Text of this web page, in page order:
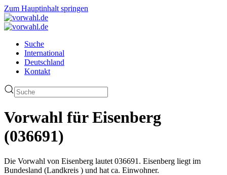
Zum Hauptinhalt springen
Suche
International
Deutschland
Kontakt
Vorwahl für Eisenberg
(036691)
Die Vorwahl von Eisenberg lautet 036691. Eisenberg liegt im
Bundesland (Landkreis ) und hat ca. Einwohner.